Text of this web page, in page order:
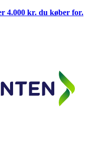
4.000 kr. du køber for.